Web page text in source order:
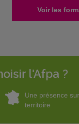
Voir les
l'Afpa ?
Une présence
territoire